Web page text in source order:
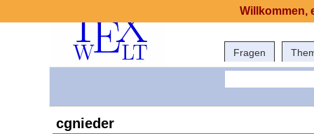
Fragen
cgnieder
Willkommen,